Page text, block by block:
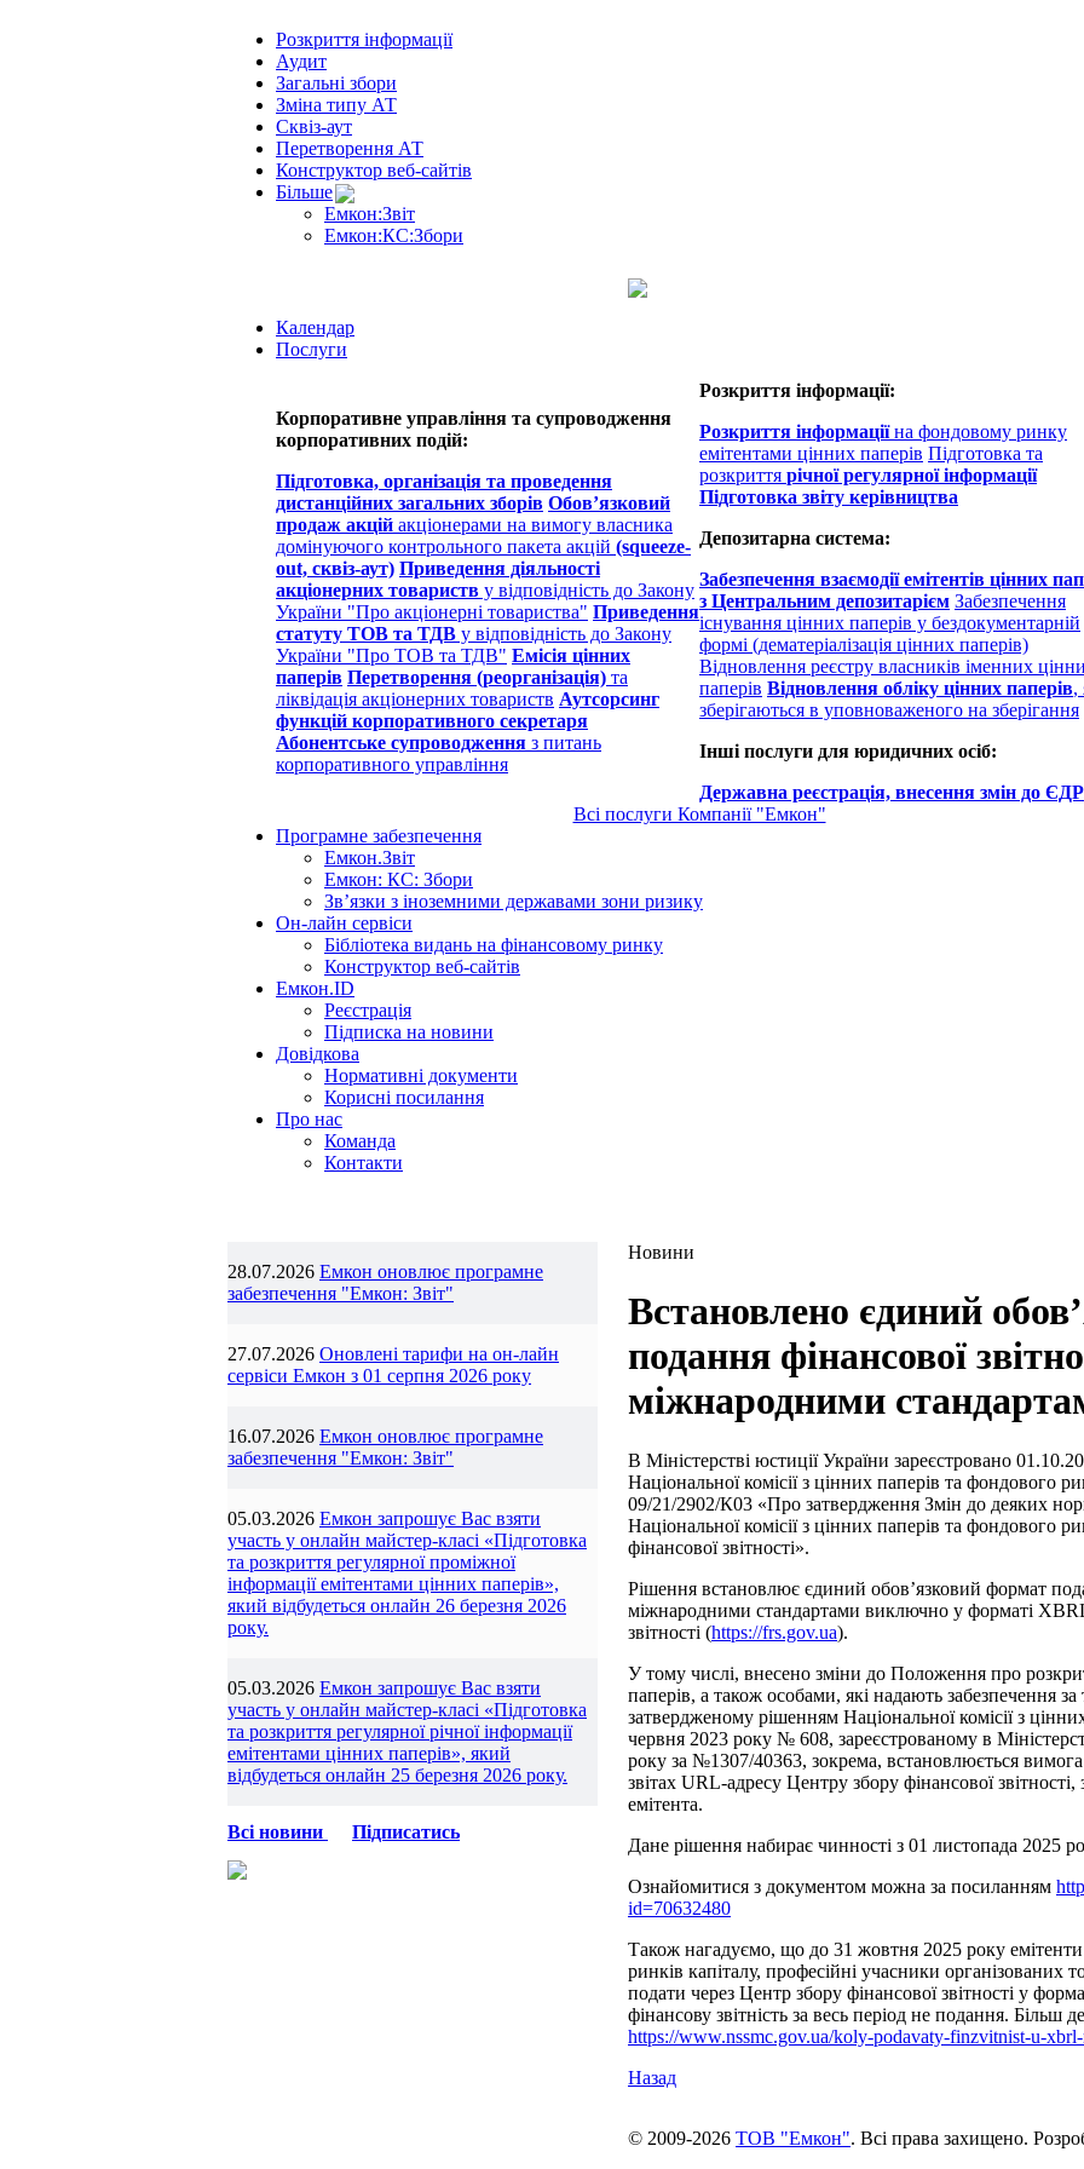
Розкриття інформації
Аудит
Загальні збори
Зміна типу АТ
Сквіз-аут
Перетворення АТ
Конструктор веб-сайтів
Більше
Емкон:Звіт
Емкон:КС:Збори
Календар
Послуги
Корпоративне управління та супроводження
корпоративних подій:
Підготовка, організація та проведення
дистанційних загальних зборів Обов’язковий
продаж акцій акціонерами на вимогу власника
домінуючого контрольного пакета акцій (squeeze-
out, сквіз-аут) Приведення діяльності
акціонерних товариств у відповідність до Закону
України "Про акціонерні товариства" Приведення
статуту ТОВ та ТДВ у відповідність до Закону
України "Про ТОВ та ТДВ" Емісія цінних
паперів Перетворення (реорганізація) та
ліквідація акціонерних товариств Аутсорсинг
функцій корпоративного секретаря
Абонентське супроводження з питань
корпоративного управління
Розкриття інформації:
Розкриття інформаціїна фондовому ринку
емітентами цінних паперів Підготовка та
розкриття річної регулярної інформації
Підготовка звіту керівництва
Депозитарна система:
Забезпечення взаємодії емітентів цінних
з Центральним депозитарієм Забезпечення
існування цінних паперів у бездокументарній
формі (дематеріалізація цінних паперів)
Відновлення реєстру власників іменних
паперів Відновлення обліку цінних паперів,
зберігаються в уповноваженого на зберігання
Інші послуги для юридичних осіб:
Державна реєстрація, внесення змін до ЄДР
Всі послуги Компанії "Емкон"
Програмне забезпечення
Емкон.Звіт
Емкон: КС: Збори
Зв’язки з іноземними державами зони ризику
Он-лайн сервіси
Бібліотека видань на фінансовому ринку
Конструктор веб-сайтів
Емкон.ID
Реєстрація
Підписка на новини
Довідкова
Нормативні документи
Корисні посилання
Про нас
Команда
Контакти
28.07.2026 Емкон оновлює програмне
забезпечення "Емкон: Звіт"
27.07.2026 Оновлені тарифи на он-лайн
сервіси Емкон з 01 серпня 2026 року
16.07.2026 Емкон оновлює програмне
забезпечення "Емкон: Звіт"
05.03.2026 Емкон запрошує Вас взяти
участь у онлайн майстер-класі «Підготовка
та розкриття регулярної проміжної
інформації емітентами цінних паперів»,
який відбудеться онлайн 26 березня 2026
року.
05.03.2026 Емкон запрошує Вас взяти
участь у онлайн майстер-класі «Підготовка
та розкриття регулярної річної інформації
емітентами цінних паперів», який
відбудеться онлайн 25 березня 2026 року.
Всі новини Підписатись
Новини
Встановлено єдиний
подання фінансової
міжнародними
В Міністерстві юстиції України зареєстровано
Національної комісії з цінних паперів та фондового
09/21/2902/К03 «Про затвердження Змін до деяких
Національної комісії з цінних паперів та фондового
фінансової звітності».
Рішення встановлює єдиний обов’язковий формат
міжнародними стандартами виключно у форматі
звітності (https://frs.gov.ua).
У тому числі, внесено зміни до Положення про
паперів, а також особами, які надають забезпечення
затвердженому рішенням Національної комісії з
червня 2023 року № 608, зареєстрованому в
року за №1307/40363, зокрема, встановлюється
звітах URL-адресу Центру збору фінансової
емітента.
Дане рішення набирає чинності з 01 листопада 2025
Ознайомитися з документом можна за посиланням
id=70632480
Також нагадуємо, що до 31 жовтня 2025 року
ринків капіталу, професійні учасники організованих
подати через Центр збору фінансової звітності у
фінансову звітність за весь період не подання. Більш
https://www.nssmc.gov.ua/koly-podavaty-finzvitnist-u-
Назад
© 2009-2026 ТОВ "Емкон". Всі права захищено.